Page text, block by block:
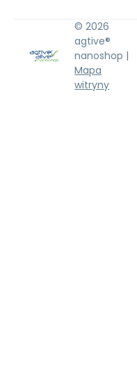
© 2026
agtive®
nanoshop |
Mapa
witryny